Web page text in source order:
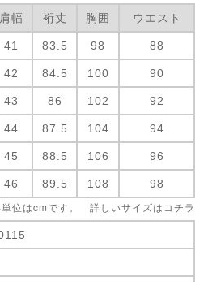
肩幅 裄丈 胸囲 ウエスト
41 83.5 98 88
42 84.5 100 90
43 86 102 92
44 87.5 104 94
45 88.5 106 96
46 89.5 108 98
位はcmです。 詳しいサイズは コチラ